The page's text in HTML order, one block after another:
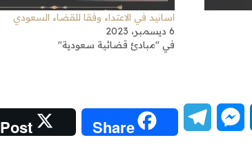
اسانيد في الاعتداء وفقا للقضاء السعودي
6 ديسمبر، 2023
في "مبادئ قضائية سعودية"
LinkedIn
Messenger
Telegram
Share
Post